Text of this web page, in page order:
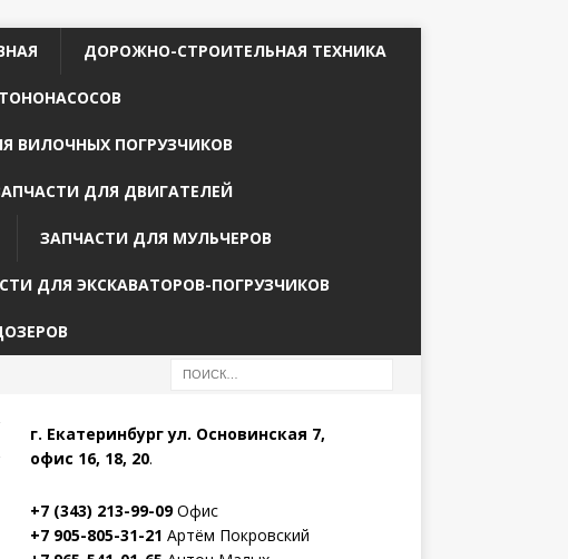
ДОРОЖНО-СТРОИТЕЛЬНАЯ ТЕХНИКА
ВИЛОЧНЫХ ПОГРУЗЧИКОВ
ДЛЯ ДВИГАТЕЛЕЙ
ЗАПЧАСТИ ДЛЯ МУЛЬЧЕРОВ
ДЛЯ ЭКСКАВАТОРОВ-ПОГРУЗЧИКОВ
г. Екатеринбург ул. Основинская 7,
офис 16, 18, 20.
+7 (343) 213-99-09Офис
+7 905-805-31-21 Артём Покровский